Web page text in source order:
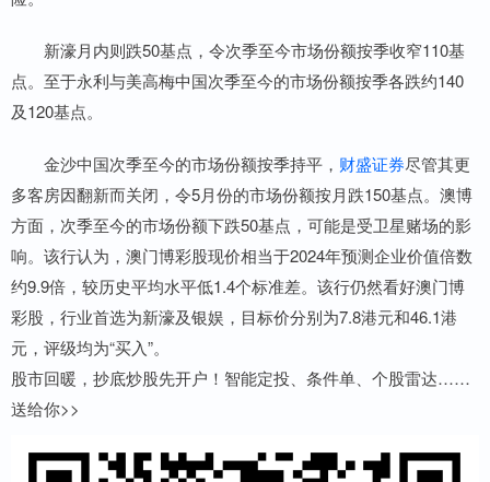
新濠月内则跌50基点，令次季至今市场份额按季收窄110基
点。至于永利与美高梅中国次季至今的市场份额按季各跌约140
及120基点。
金沙中国次季至今的市场份额按季持平， 财盛证券尽管其更
多客房因翻新而关闭，令5月份的市场份额按月跌150基点。澳博
方面，次季至今的市场份额下跌50基点，可能是受卫星赌场的影
响。该行认为，澳门博彩股现价相当于2024年预测企业价值倍数
约9.9倍，较历史平均水平低1.4个标准差。该行仍然看好澳门博
彩股，行业首选为新濠及银娱，目标价分别为7.8港元和46.1港
元，评级均为“买入”。
股市回暖，抄底炒股先开户！智能定投、条件单、个股雷达……
送给你>>